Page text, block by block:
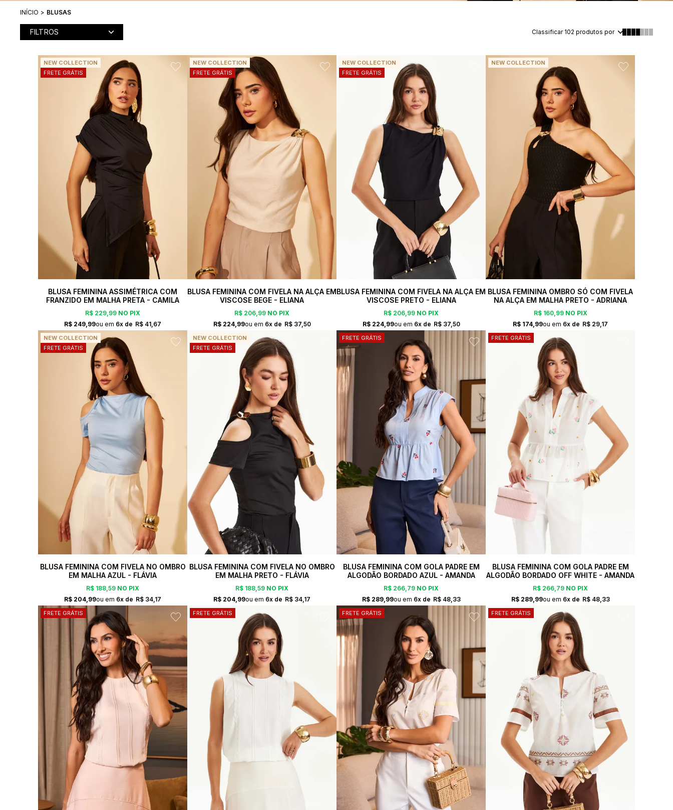
INÍCIO BLUSAS
FILTROS Classificar 102 produtos por
FRETE GRÁTIS
NEW COLLECTION
BLUSA FEMININA ASSIMÉTRICA COM
FRANZIDO EM MALHA PRETA - CAMILA
R$ 229,99 NO PIX
R$ 249,99
6x R$ 41,67
FRETE GRÁTIS
NEW COLLECTION
BLUSA FEMININA COM FIVELA NA ALÇA EM
VISCOSE BEGE - ELIANA
R$ 206,99 NO PIX
R$ 224,99
6x R$ 37,50
FRETE GRÁTIS
NEW COLLECTION
BLUSA FEMININA COM FIVELA NA ALÇA EM
VISCOSE PRETO - ELIANA
R$ 206,99 NO PIX
R$ 224,99
6x R$ 37,50
NEW COLLECTION
BLUSA FEMININA OMBRO SÓ COM FIVELA
NA ALÇA EM MALHA PRETO - ADRIANA
R$ 160,99NO PIX
R$ 174,99
6x R$ 29,17
FRETE GRÁTIS
NEW COLLECTION
BLUSA FEMININA COM FIVELA NO OMBRO
EM MALHA AZUL - FLÁVIA
R$ 188,59 NO PIX
R$ 204,99
6x R$ 34,17
FRETE GRÁTIS
NEW COLLECTION
BLUSA FEMININA COM FIVELA NO OMBRO
EM MALHA PRETO - FLÁVIA
R$ 188,59 NO PIX
R$ 204,99
6x R$ 34,17
FRETE GRÁTIS
BLUSA FEMININA COM GOLA PADRE EM
ALGODÃO BORDADO AZUL - AMANDA
R$ 266,79 NO PIX
R$ 289,99
6x R$ 48,33
FRETE GRÁTIS
BLUSA FEMININA COM GOLA PADRE EM
ALGODÃO BORDADO OFF WHITE - AMANDA
R$ 266,79 NO PIX
R$ 289,99
6x R$ 48,33
FRETE GRÁTIS FRETE GRÁTIS FRETE GRÁTIS FRETE GRÁTIS